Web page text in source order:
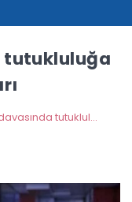
tutukluluğa
‘Casusluk’ davasında tutukluluğa devam kararı